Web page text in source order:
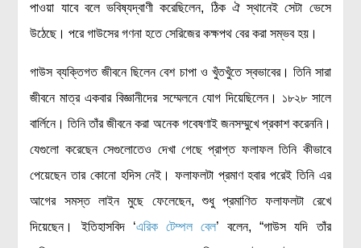
পাওয়া যাবে বলে ভবিষ্যদ্বাণী করেছিলেন, ঠিক ঐ স্থানেই সেটা ভেসে
উঠেছে। পরে গাউসের গণনা হতে সেরিজের কক্ষপথ বের করা সম্ভব হয়।
গাউস ব্যক্তিগত জীবনে ছিলেন বেশ চাপা ও খুঁতখুঁতে স্বভাবের। তিনি সারা
জীবনে মাত্র একবার বিজ্ঞানীদের সম্মেলনে যোগ দিয়েছিলেন। ১৮২৮ সালে
বার্লিনে। তিনি তাঁর জীবনে করা অনেক গবেষণাই জনসম্মুখে প্রকাশ করেননি।
যেগুলো করেছেন সেগুলোতেও দেখা গেছে প্রাপ্ত ফলাফল তিনি কীভাবে
পেয়েছেন তার কোনো হদিস নেই। ফলাফলটা প্রমাণ হবার পরেই তিনি এর
আগের সমস্ত লাইন মুছে ফেলেছেন, শুধু প্রমাণিত ফলাফলটা রেখে
দিয়েছেন। ইতিহাসবিদ ‘এরিক টেম্পল বেল’ বলেন, “গাউস যদি তাঁর